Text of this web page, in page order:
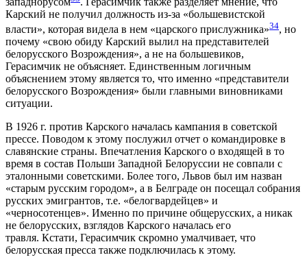
Карский не получил должность из-за «большевистской
власти», которая видела в нем «царского прислужника»34, но
почему «свою обиду Карский вылил на представителей
белорусского Возрождения», а не на большевиков,
Герасимчик не объясняет. Единственным логичным
объяснением этому является то, что именно «представители
белорусского Возрождения» были главными виновниками
ситуации.
В 1926 г. против Карского началась кампания в советской
прессе. Поводом к этому послужил отчет о командировке в
славянские страны. Впечатления Карского о входящей в то
время в состав Польши Западной Белоруссии не совпали с
эталонными советскими. Более того, Львов был им назван
«старым русским городом», а в Белграде он посещал собрания
русских эмигрантов, т.е. «белогвардейцев» и
«черносотенцев». Именно по причине общерусских, а никак
не белорусских, взглядов Карского началась его
травля. Кстати, Герасимчик скромно умалчивает, что
белорусская пресса также подключилась к этому.